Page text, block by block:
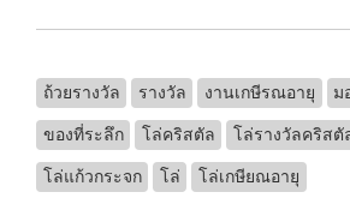
ถ้วยรางวัล รางวัล งานเกษีรณอายุ
ม
ของที่ระลึก
โล่คริสตัล โล่รางวัลคริสตั
โล่แก้วกระจก
โล่ โล่เกษียณอายุ